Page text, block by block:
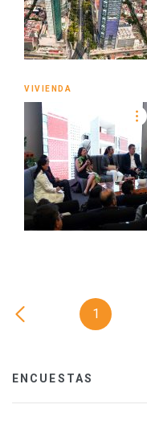
VIVIENDA
1
ENCUESTAS